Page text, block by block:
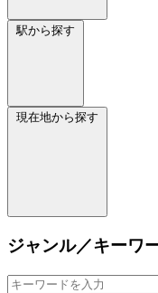
駅から探す
現在地から探す
ジャンル／キーワ